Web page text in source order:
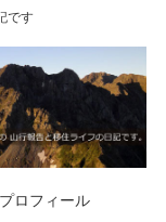
です
プロフィール